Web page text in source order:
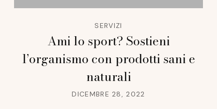
SERVIZI
Ami lo sport? Sostieni
l’organismo con prodotti sani e
naturali
DICEMBRE 28, 2022